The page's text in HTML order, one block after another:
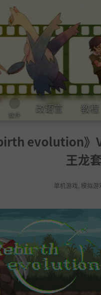
软件
改语言 教程
evolution》
王龙
单机游戏 模拟游